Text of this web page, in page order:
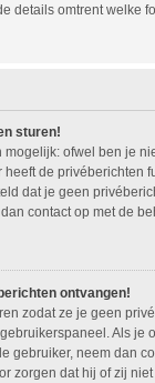
details omtrent welke
sturen!
ofwel ben je
de privéberichten
dat je geen
contact op met de
ontvangen!
zodat ze je geen
Als je
gebruiker, neem dan
zorgen dat hij of zij